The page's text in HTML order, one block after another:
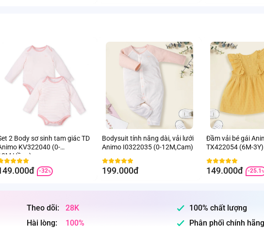
2 Body sơ sinh tam giác TD
KV322040 (0-
-32%
Bodysuit tính năng dài, vải lưới
Animo I0322035 (0-12M,Cam)
199.000đ
Đầm vải bé gái
TX422054 (6M-3Y)
149.000đ -25.1 %
Theo dõi:
28K
Hài lòng:
100%
100% chất lượng
Phân phối chính hãng